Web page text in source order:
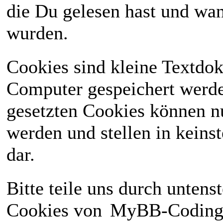
die Du gelesen hast und
wurden.
Cookies sind kleine
Computer gespeichert
gesetzten Cookies können
werden und stellen in
dar.
Bitte teile uns durch
Cookies von MyBB-Coding